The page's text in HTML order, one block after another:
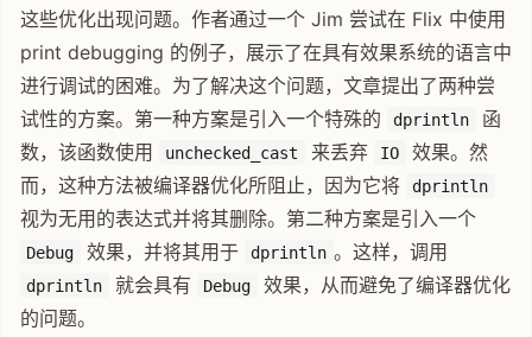
这些优化出现问题。作者通过一个 Jim 尝试在 Flix 中使用
print debugging 的例子，展示了在具有效果系统的语言中
进行调试的困难。为了解决这个问题，文章提出了两种尝
试性的方案。第一种方案是引入一个特殊的
dprintln
函
数，该函数使用
unchecked_cast 来丢弃 IO
效果。然
而，这种方法被编译器优化所阻止，因为它将
dprintln
视为无用的表达式并将其删除。第二种方案是引入一个
Debug 效果，并将其用于 dprintln 。这样，调用
dprintln 就会具有 Debug
效果，从而避免了编译器优化
的问题。